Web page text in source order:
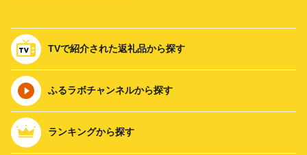
TVで紹介された返礼品から探す
ふるラボチャンネルから探す
ランキングから探す